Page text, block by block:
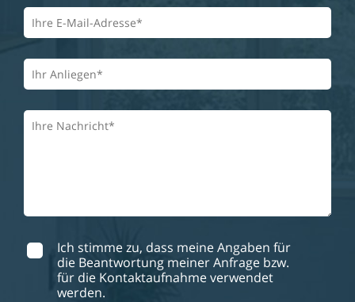
Ich stimme zu, dass meine Angaben für
die Beantwortung meiner Anfrage bzw.
für die Kontaktaufnahme verwendet
werden.